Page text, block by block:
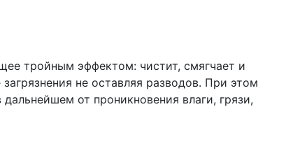
тройным эффектом: чистит, смягчает и
не оставляя разводов. При этом
от проникновения влаги, грязи,